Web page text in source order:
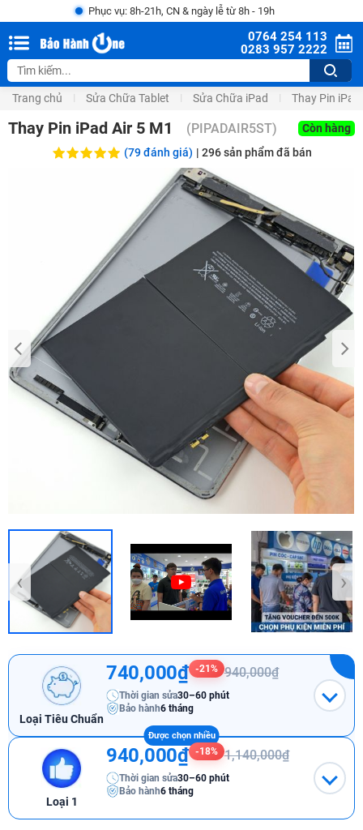
Phục vụ: 8h-21h, CN & ngày lễ từ 8h - 19h
0764 254 113
0283 957 2222
Trang chủ Sửa Chữa Tablet Sửa Chữa iPad Thay Pin iPad
Thay Pin iPad Air 5 M1 (PIPADAIR5ST)
Còn hàng
(79 đánh giá) | 296sản phẩm đã bán
‹ ›
Loại Tiêu Chuẩn
740,000₫ -21% 940,000₫
Thời gian sửa30–60 phút
Bảo hành6 tháng
Loại 1
940,000₫ -18% 1,140,000₫
Thời gian sửa30–60 phút
Bảo hành6 tháng